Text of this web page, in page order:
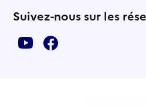
Suivez-nous sur les